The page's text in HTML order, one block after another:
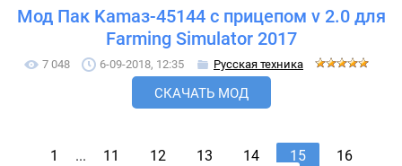
Мод Пак Kamaз-45144 с прицепом v 2.0 для
Farming Simulator 2017
7 048 6-09-2018, 12:35 Русская техника
СКАЧАТЬ МОД
1 ... 11 12 13 14 15
16